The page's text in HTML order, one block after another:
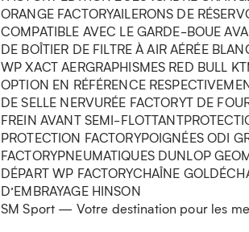
ORANGE FACTORYAILERONS DE
COMPATIBLE AVEC LE GARDE-BOUE
DE BOÎTIER DE FILTRE À AIR AÉRÉE
WP XACT AERGRAPHISMES RED BULL
OPTION EN RÉFÉRENCE
DE SELLE NERVURÉE FACTORYT DE
FREIN AVANT SEMI-
PROTECTION FACTORYPOIGNÉES ODI
FACTORYPNEUMATIQUES DUNLOP
DÉPART WP FACTORYCHAÎNE
D’EMBRAYAGE HINSON
SM Sport — Votre destination pour les